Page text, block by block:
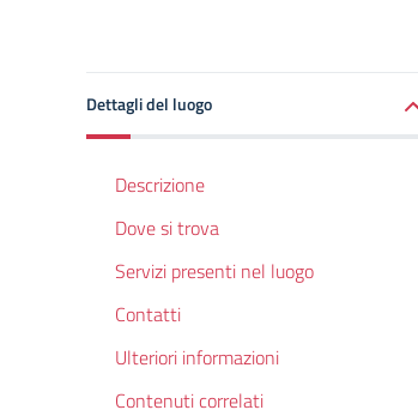
Dettagli del luogo
Descrizione
Dove si trova
Servizi presenti nel luogo
Contatti
Ulteriori informazioni
Contenuti correlati